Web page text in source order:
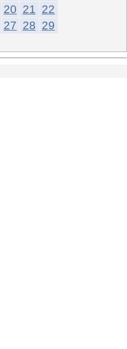
20 21 22
27 28 29